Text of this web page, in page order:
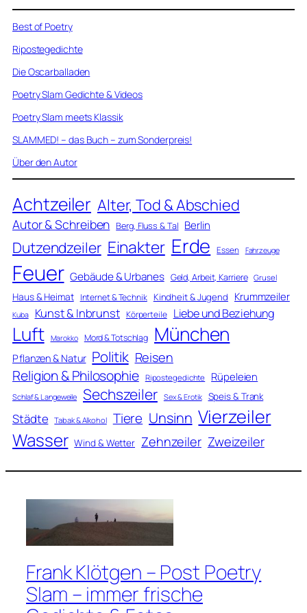
Best of Poetry
Ripostegedichte
Die Oscarballaden
Poetry Slam Gedichte & Videos
Poetry Slam meets Klassik
SLAMMED! – das Buch – zum Sonderpreis!
Über den Autor
Achtzeiler Alter, Tod & Abschied
Autor & Schreiben Berg, Fluss & Tal Berlin
Dutzendzeiler Einakter Erde Essen Fahrzeuge
Feuer Gebäude & Urbanes Geld, Arbeit, Karriere Grusel
Haus & Heimat Internet & Technik Kindheit & Jugend Krummzeiler
Kuba Kunst & Inbrunst Körperteile Liebe und Beziehung
Luft Marokko Mord & Totschlag München
Pflanzen & Natur Politik Reisen
Religion & Philosophie Ripostegedichte Rüpeleien
Schlaf & Langeweile Sechszeiler Sex & Erotik Speis & Trank
Städte Tabak & Alkohol Tiere Unsinn Vierzeiler
Wasser Wind & Wetter Zehnzeiler Zweizeiler
Frank Klötgen – Post Poetry
Slam – immer frische